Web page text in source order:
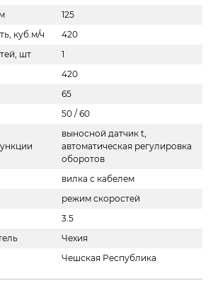
125
куб.м/ч
420
шт
1
420
65
50 / 60
выносной датчик t,
автоматическая регулировка
оборотов
вилка с кабелем
режим скоростей
3.5
Чехия
Чешская Республика